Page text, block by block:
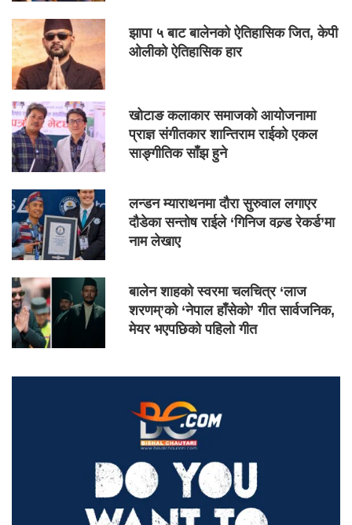
झापा ५ बाट बालेनको ऐतिहासिक जित, केपी
ओलीको ऐतिहासिक हार
खोटाङ कलाकार समाजको आयोजनामा
प्राज्ञ संगीतकार शान्तिराम राईको एकल
साङ्गीतिक साँझ हुने
लन्डन म्याराथनमा दौरा सुरुवाल लगाएर
दौडेका सन्तोष राईले ‘गिनिज वल्र्ड रेकर्ड’मा
नाम लेखाए
बालेन शाहको स्वरमा चलचित्र ‘लाज
शरणम्’को ‘नेपाल हाँसेको’ गीत सार्वजनिक,
मेयर भएपछिको पहिलो गीत